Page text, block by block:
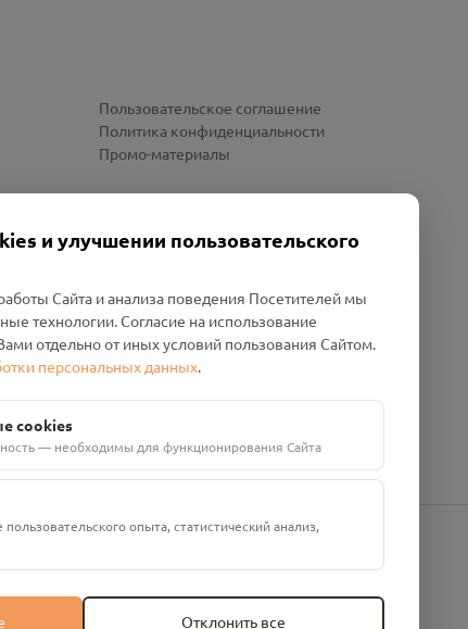
Пользовательское соглашение
Политика конфиденциальности
Промо-материалы
улица Западная, д. 26А, пом. 18
и улучшении пользовательского
Сайта и анализа поведения Посетителей мы
технологии. Согласие на использование
отдельно от иных условий пользования Сайтом.
персональных данных.
cookies
— необходимы для функционирования Сайта
опыта, статистический анализ,
Отклонить все